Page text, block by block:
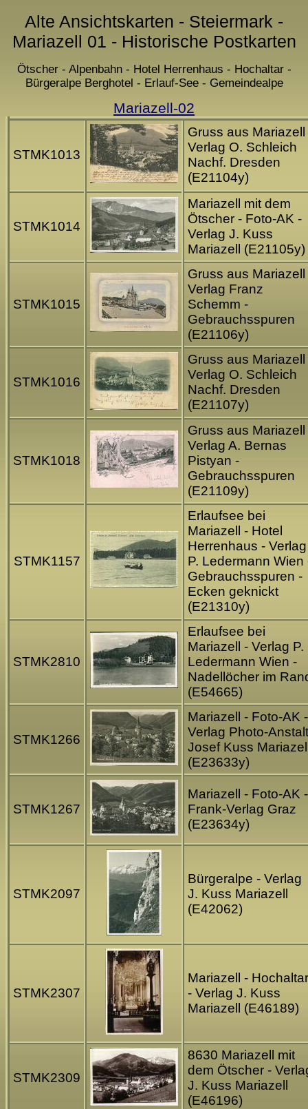
Alte Ansichtskarten - Steiermark -
Mariazell 01 - Historische Postkarten
Ötscher - Alpenbahn - Hotel Herrenhaus - Hochaltar -
Bürgeralpe Berghotel - Erlauf-See - Gemeindealpe
Mariazell-02
STMK1013
Gruss aus Mariazell
Verlag O. Schleich
Nachf. Dresden
(E21104y)
STMK1014
Mariazell mit dem
Ötscher - Foto-AK -
Verlag J. Kuss
Mariazell (E21105y)
STMK1015
Gruss aus Mariazell
Verlag Franz
Schemm -
Gebrauchsspuren
(E21106y)
STMK1016
Gruss aus Mariazell
Verlag O. Schleich
Nachf. Dresden
(E21107y)
STMK1018
Gruss aus Mariazell
Verlag A. Bernas
Pistyan -
Gebrauchsspuren
(E21109y)
STMK1157
Erlaufsee bei
Mariazell - Hotel
Herrenhaus - Verlag
P. Ledermann Wien
Gebrauchsspuren -
Ecken geknickt
(E21310y)
STMK2810
Erlaufsee bei
Mariazell - Verlag P.
Ledermann Wien -
Nadellöcher im
(E54665)
STMK1266
Mariazell - Foto-AK -
Verlag Photo-Anstalt
Josef Kuss
(E23633y)
STMK1267
Mariazell - Foto-AK -
Frank-Verlag Graz
(E23634y)
STMK2097
Bürgeralpe - Verlag
J. Kuss Mariazell
(E42062)
STMK2307
Mariazell - Hochaltar
- Verlag J. Kuss
Mariazell (E46189)
STMK2309
8630 Mariazell mit
dem Ötscher -
J. Kuss Mariazell
(E46196)